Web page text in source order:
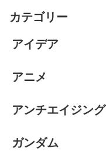
カテゴリー
アイデア
アニメ
アンチエイジング
ガンダム